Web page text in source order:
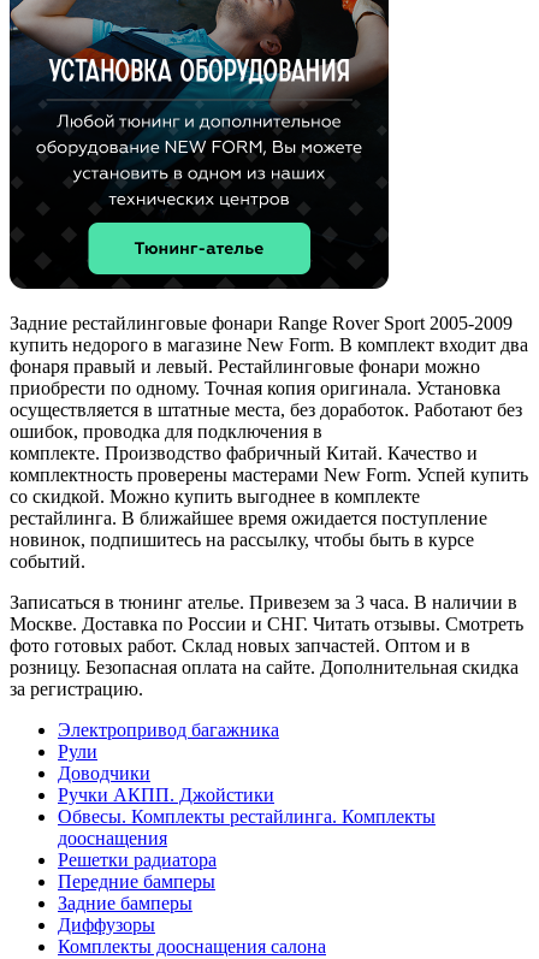
Задние рестайлинговые фонари Range Rover Sport 2005-2009
купить недорого в магазине New Form. В комплект входит два
фонаря правый и левый. Рестайлинговые фонари можно
приобрести по одному. Точная копия оригинала. Установка
осуществляется в штатные места, без доработок. Работают без
ошибок, проводка для подключения в
комплекте. Производство фабричный Китай. Качество и
комплектность проверены мастерами New Form. Успей купить
со скидкой. Можно купить выгоднее в комплекте
рестайлинга. В ближайшее время ожидается поступление
новинок, подпишитесь на рассылку, чтобы быть в курсе
событий.
Записаться в тюнинг ателье. Привезем за 3 часа. В наличии в
Москве. Доставка по России и СНГ. Читать отзывы. Смотреть
фото готовых работ. Склад новых запчастей. Оптом и в
розницу. Безопасная оплата на сайте. Дополнительная скидка
за регистрацию.
Электропривод багажника
Рули
Доводчики
Ручки АКПП. Джойстики
Обвесы. Комплекты рестайлинга. Комплекты
дооснащения
Решетки радиатора
Передние бамперы
Задние бамперы
Диффузоры
Комплекты дооснащения салона